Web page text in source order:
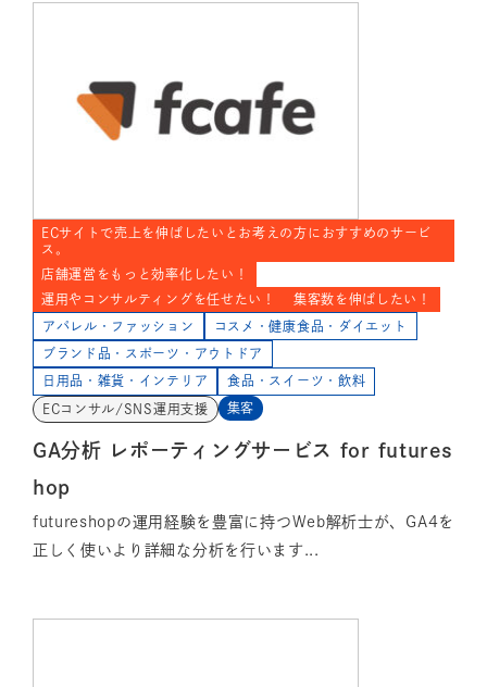
ECサイトで売上を伸ばしたいとお考えの方におすすめのサービ
ス。
店舗運営をもっと効率化したい！
運用やコンサルティングを任せたい！
集客数を伸ばしたい！
アパレル・ファッション コスメ・健康食品・ダイエット
ブランド品・スポーツ・アウトドア
日用品・雑貨・インテリア 食品・スイーツ・飲料
ECコンサル/SNS運用支援 集客
GA分析 レポーティングサービス for futures
hop
futureshopの運用経験を豊富に持つWeb解析士が、GA4を
正しく使いより詳細な分析を行います...